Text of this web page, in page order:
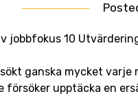
jobbfokus 10
ganska mycket varje
upptäcka en